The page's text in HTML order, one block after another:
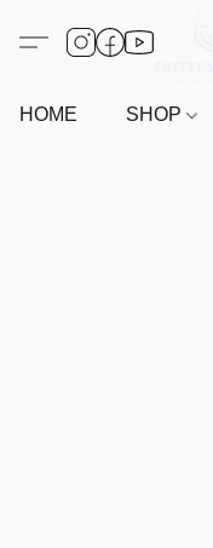
HOME SHOP